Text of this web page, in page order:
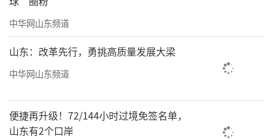
中华网山东频道
山东：改革先行，勇挑高质量发展大梁
中华网山东频道
便捷再升级！72/144小时过境免签名单，
山东有2个口岸